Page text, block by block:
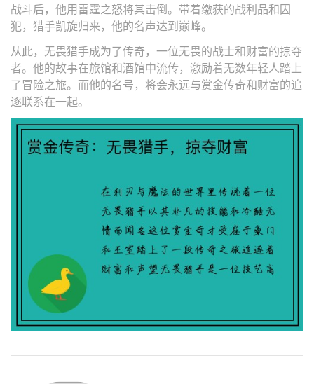
战斗后，他用雷霆之怒将其击倒。带着缴获的战利品和囚
犯，猎手凯旋归来，他的名声达到巅峰。
从此，无畏猎手成为了传奇，一位无畏的战士和财富的掠夺
者。他的故事在旅馆和酒馆中流传，激励着无数年轻人踏上
了冒险之旅。而他的名号，将会永远与赏金传奇和财富的追
逐联系在一起。